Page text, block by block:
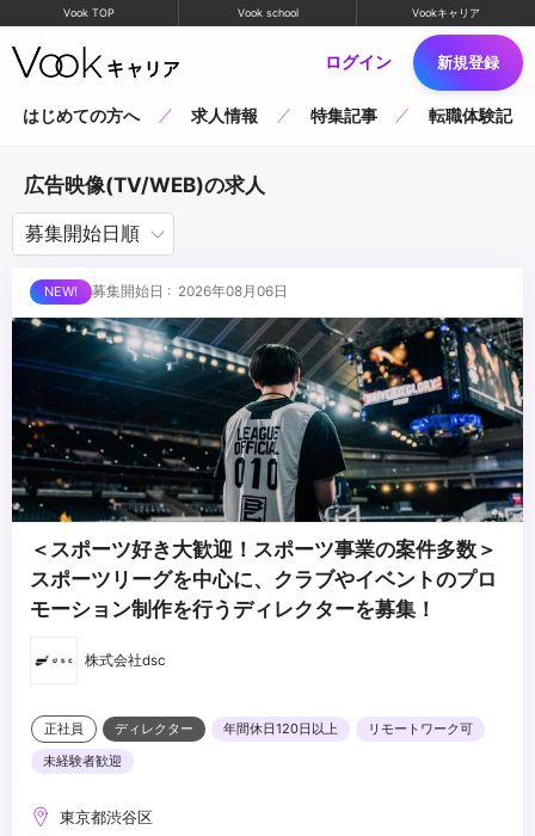
Vook TOP Vook school Vookキャリア
ログイン 新規登録
はじめての方へ 求人情報 特集記事 転職体験記
広告映像(TV/WEB)の求人
募集開始日 : 2026年08月06日
＜スポーツ好き大歓迎！スポーツ事業の案件多数＞
スポーツリーグを中心に、クラブやイベントのプロ
モーション制作を行うディレクターを募集！
株式会社dsc
正社員 ディレクター 年間休日120日以上
リモートワーク可
未経験者歓迎
東京都渋谷区